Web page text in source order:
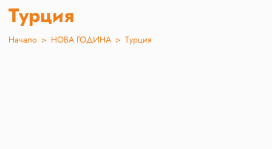
Турция
Начало > НОВА ГОДИНА > Турция